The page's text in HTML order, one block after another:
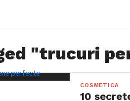
"trucuri
COSMETICA
10